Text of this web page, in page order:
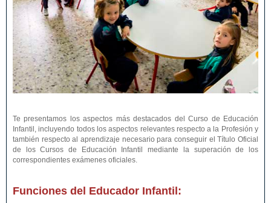
Te presentamos los aspectos más destacados del Curso de Educación
Infantil, incluyendo todos los aspectos relevantes respecto a la Profesión y
también respecto al aprendizaje necesario para conseguir el Título Oficial
de los Cursos de Educación Infantil mediante la superación de los
correspondientes exámenes oficiales.
Funciones del Educador Infantil: